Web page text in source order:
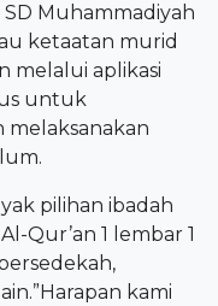
SD Muhammadiyah
ketaatan murid
melalui aplikasi
untuk
melaksanakan
pilihan ibadah
Qur’an 1 lembar 1
kami